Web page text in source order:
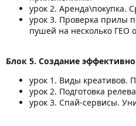
урок 2. Аренда\покупка.
урок 3. Проверка прилы
пушей на несколько ГЕО
Блок 5. Создание
урок 1. Виды креативов.
урок 2. Подготовка
урок 3. Спай-сервисы.